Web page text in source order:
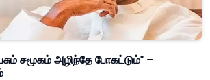
சமூகம் அழிந்தே போகட்டும்" –